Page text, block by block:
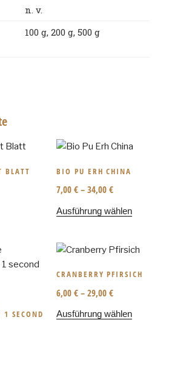
n. v.
100 g, 200 g, 500 g
BLATT BIO PU ERH CHINA
7,00 € – 34,00 €
Ausführung wählen
1 SECOND
CRANBERRY PFIRSICH
6,00 € – 29,00 €
Ausführung wählen